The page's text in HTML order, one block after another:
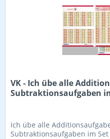
VK - Ich übe alle
Subtraktionsaufgaben
Ich übe alle
Subtraktionsaufgaben im